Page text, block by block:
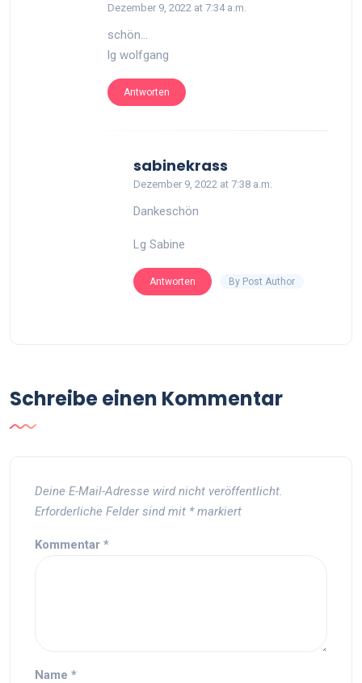
Dezember 9, 2022 at 7:34 a.m.
schön…
lg wolfgang
Antworten
sabinekrass
Dezember 9, 2022 at 7:38 a.m.
Dankeschön
Lg Sabine
Antworten By Post Author
Schreibe einen Kommentar
Deine E-Mail-Adresse wird nicht veröffentlicht.
Erforderliche Felder sind mit *markiert
Kommentar *
Name *